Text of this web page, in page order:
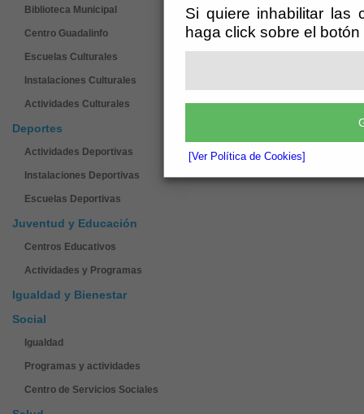
Si quiere inhabilitar las
haga click sobre el
[Ver Política de Cookies]
Biblioteca Municipal
Centro Guadalinfo
Escuelas Culturales
Instalaciones Culturales
Actividades Culturales
Deportes
Actividades Deportivas
Instalaciones Deportivas
Escuelas Deportivas
Juventud y Educación
Centros Educativos
Actividades y Programas
Igualdad y Bienestar
Social
Igualdad
Programas y actividades
Centro de Servicios Sociales